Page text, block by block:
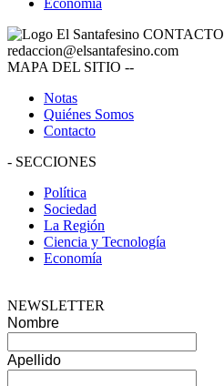
Economía
CONTACTO
redaccion@elsantafesino.com
MAPA DEL SITIO --
Notas
Quiénes Somos
Contacto
- SECCIONES
Política
Sociedad
La Región
Ciencia y Tecnología
Economía
NEWSLETTER
Nombre
Apellido